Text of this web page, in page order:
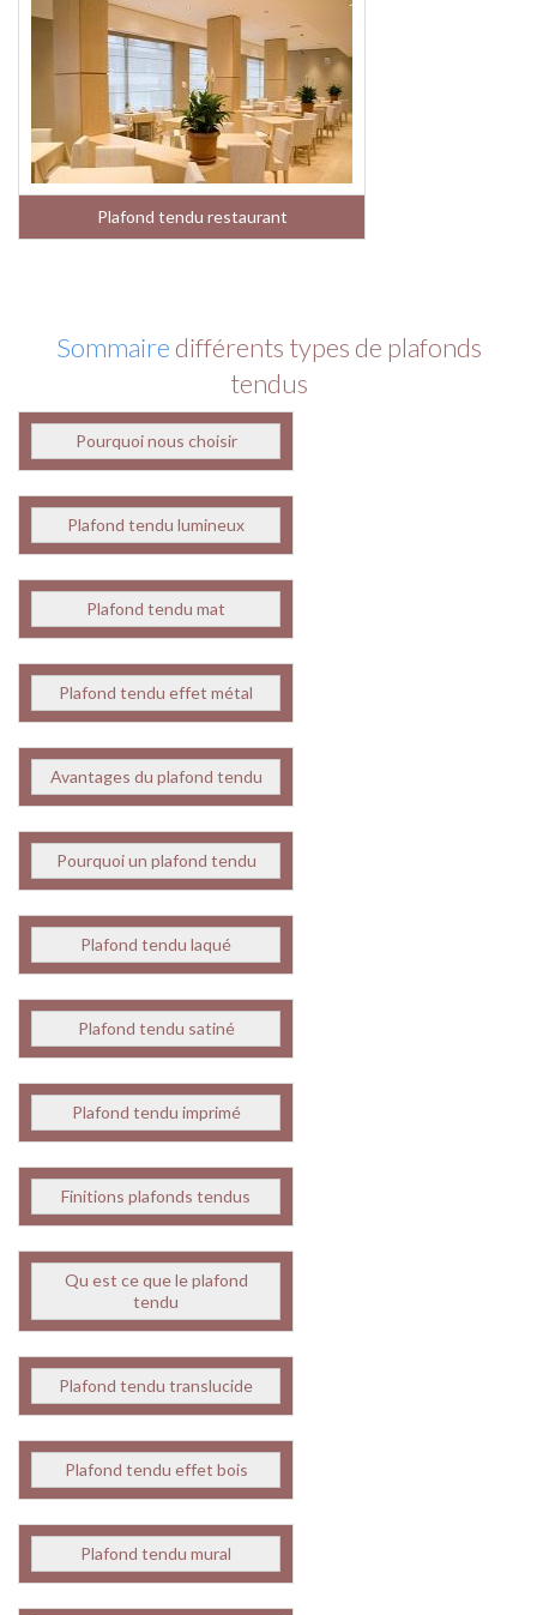
Plafond tendu restaurant
Sommaire différents types de plafonds
tendus
Pourquoi nous choisir
Plafond tendu lumineux
Plafond tendu mat
Plafond tendu effet métal
Avantages du plafond tendu
Pourquoi un plafond tendu
Plafond tendu laqué
Plafond tendu satiné
Plafond tendu imprimé
Finitions plafonds tendus
Qu est ce que le plafond
tendu
Plafond tendu translucide
Plafond tendu effet bois
Plafond tendu mural